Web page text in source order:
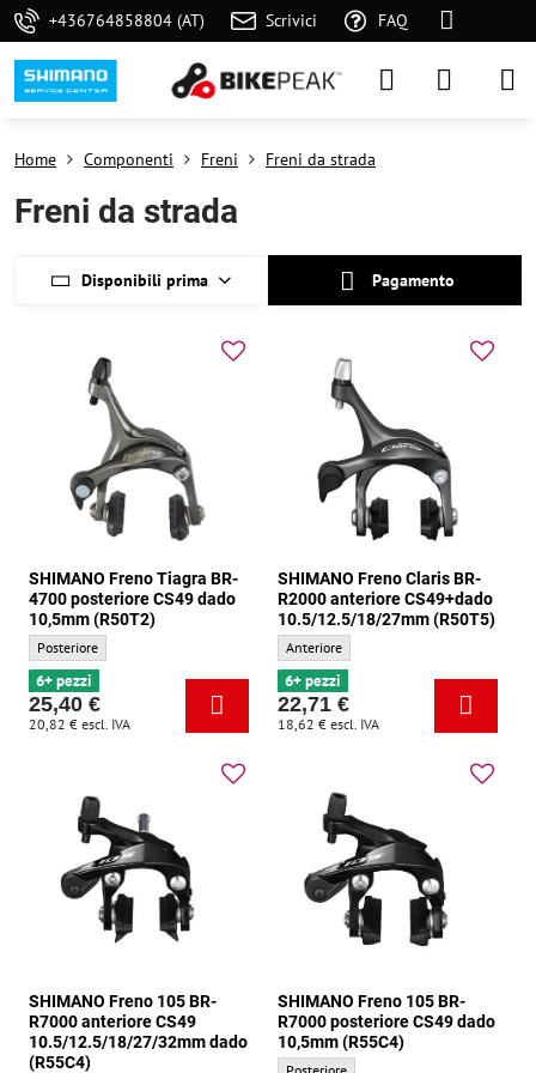
+436764858804 (AT) Scrivici FAQ
Home Componenti Freni Freni da strada
Freni da strada
Disponibili prima Pagamento
SHIMANO Freno Tiagra BR-
4700 posteriore CS49 dado
10,5mm (R50T2)
SHIMANO Freno Tiagra BR-4700 posteriore CS49 dado 10,5mm (R50T2) -
Posteriore
6+ pezzi
25,40 €
20,82 € escl. IVA
SHIMANO Freno Claris BR-
R2000 anteriore CS49+dado
10.5/12.5/18/27mm (R50T5)
SHIMANO Freno Claris BR-R2000
Anteriore
6+ pezzi
22,71 €
18,62 € escl. IVA
SHIMANO Freno 105 BR-
R7000 anteriore CS49
10.5/12.5/18/27/32mm dado
(R55C4)
SHIMANO Freno 105 BR-
R7000 posteriore CS49 dado
10,5mm (R55C4)
SHIMANO Freno 105 BR-R7000